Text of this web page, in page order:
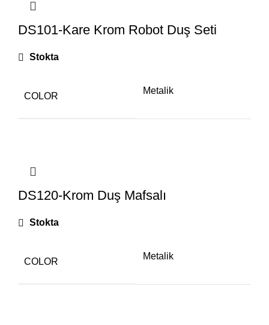
DS101-Kare Krom Robot Duş Seti
Stokta
COLOR
Metalik
DS120-Krom Duş Mafsalı
Stokta
COLOR
Metalik